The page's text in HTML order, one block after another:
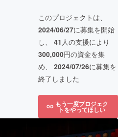
このプロジェクトは、
2024/06/27に募集を開始
し、 41 人の支援により
300,000円の資金を集
め、 2024/07/26に募集を
終了しました
もう一度プロジェク
トをやってほしい